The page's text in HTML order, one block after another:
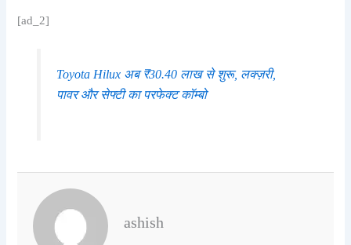
[ad_2]
Toyota Hilux अब ₹30.40 लाख से शुरू, लक्ज़री,
पावर और सेफ्टी का परफेक्ट कॉम्बो
ashish